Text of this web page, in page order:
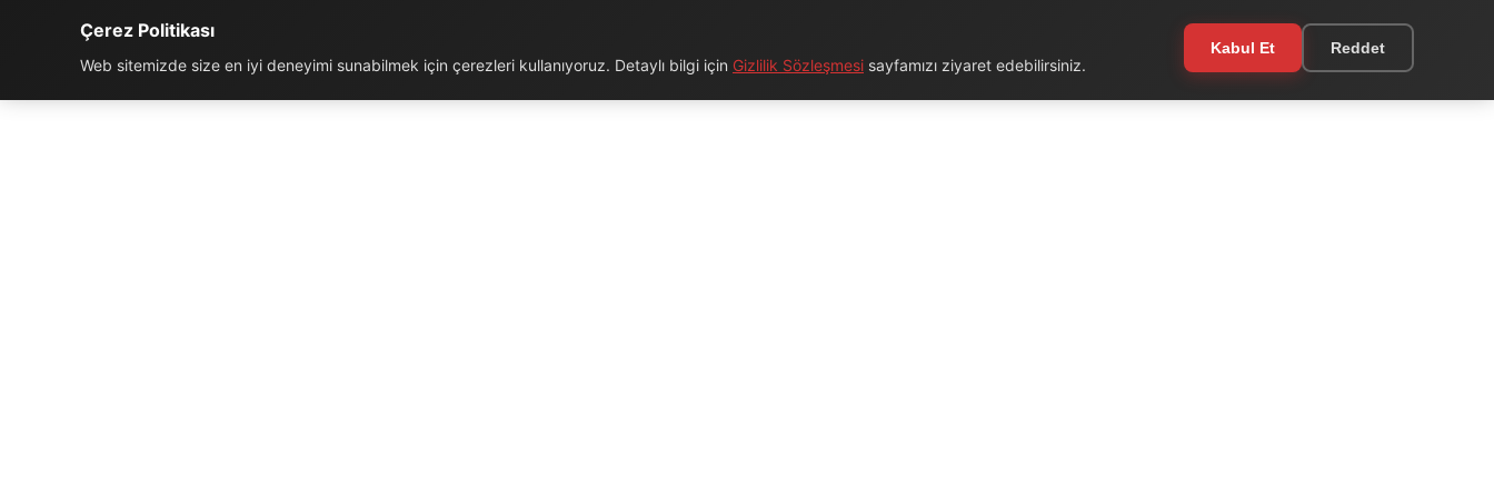
Çerez Politikası
Web sitemizde size en iyi deneyimi sunabilmek için çerezleri kullanıyoruz. Detaylı bilgi için Gizlilik Sözleşmesi sayfamızı ziyaret edebilirsiniz.
Kabul Et Reddet